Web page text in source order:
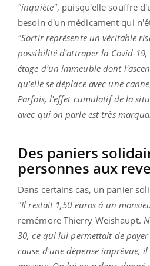
"inquiète", puisqu'elle souffre
besoin d'un médicament qui
"Sortir représente un véritable
possibilité d'attraper la Covid-
étage d'un immeuble dont
qu'elle se déplace avec une canne
Parfois, l'effet cumulatif de la
avec qui on parle est très
Des paniers
personnes aux
Dans certains cas, un panier
"Il restait 1,50 euros à un
remémore Thierry Weishaupt.
30, ce qui lui permettait de
cause d'une dépense imprévue,